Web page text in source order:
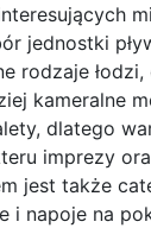
jednostki
rodzaje
kameralne
dlatego
imprezy
jest także
i napoje na